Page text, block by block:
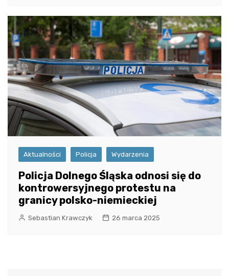
Aktualności Policja Wydarzenia
Policja Dolnego Śląska odnosi się do
kontrowersyjnego protestu na
granicy polsko-niemieckiej
Sebastian Krawczyk 26 marca 2025